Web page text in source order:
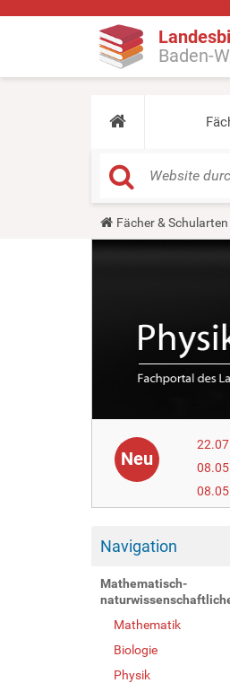
Baden-
Y
o
Fächer & Schularten
Neu
Navigation
Mathematisch-
Mathematik
Biologie
Physik